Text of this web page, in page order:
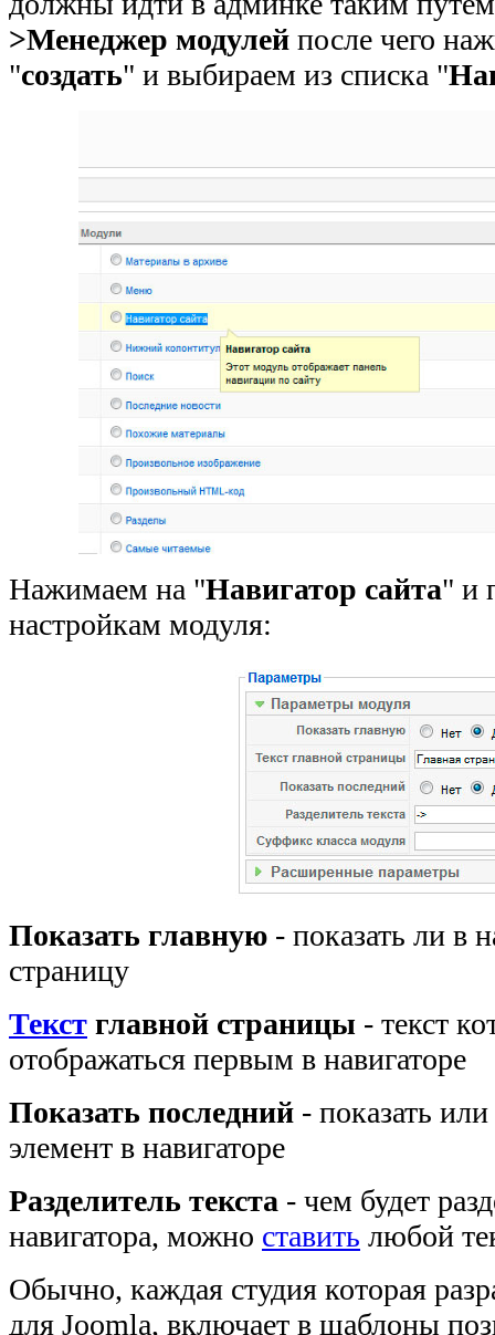
>Менеджер модулей после чего
"создать" и выбираем из списка "
Нажимаем на "Навигатор сайта" и
настройкам модуля:
Показать главную - показать ли в
страницу
Текст главной страницы - текст
отображаться первым в навигаторе
Показать последний - показать
элемент в навигаторе
Разделитель текста - чем будет
навигатора, можно ставить любой
Обычно, каждая студия которая
для Joomla, включает в шаблоны